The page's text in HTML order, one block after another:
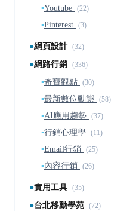
▪Youtube (22)
▪Pinterest (3)
●網頁設計 (32)
●網路行銷 (336)
▪奇寶觀點 (30)
▪最新數位動態 (58)
▪AI應用趨勢 (37)
▪行銷心理學 (11)
▪Email行銷 (25)
▪內容行銷 (26)
●實用工具 (35)
●台北移動學苑 (72)